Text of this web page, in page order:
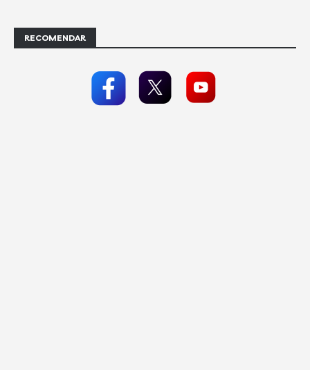
RECOMENDAR